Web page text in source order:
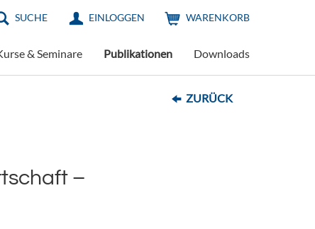
SUCHE EINLOGGEN WARENKORB
& Seminare Publikationen Downloads
ZURÜCK
–